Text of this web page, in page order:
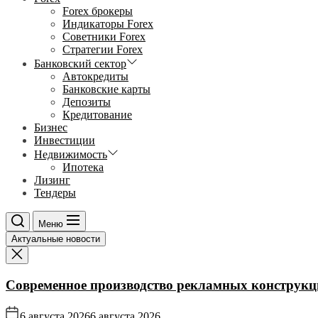
Forex брокеры
Индикаторы Forex
Советники Forex
Стратегии Forex
Банковский сектор
Автокредиты
Банковские карты
Депозиты
Кредитование
Бизнес
Инвестиции
Недвижимость
Ипотека
Лизинг
Тендеры
Меню
Актуальные новости
Современное производство рекламных